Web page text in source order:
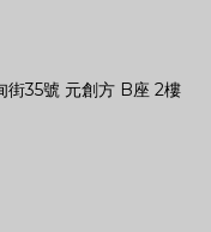
35號 元創方 B座 2樓